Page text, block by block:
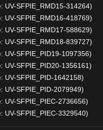
UV-SFPIE_RMD15-314264)
UV-SFPIE_RMD16-418769)
UV-SFPIE_RMD17-588629)
UV-SFPIE_RMD18-839727)
UV-SFPIE_PID19-1097356)
UV-SFPIE_PID20-1356161)
UV-SFPIE_PID-1642158)
UV-SFPIE_PID-2079949)
UV-SFPIE_PIEC-2736656)
UV-SFPIE_PIEC-3329540)